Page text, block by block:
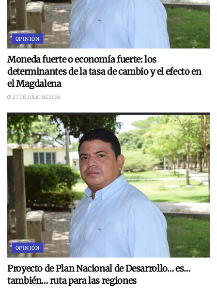
OPINIÓN
Moneda fuerte o economía fuerte: los
determinantes de la tasa de cambio y el efecto en
el Magdalena
27 DE JULIO DE 2026
OPINIÓN
Proyecto de Plan Nacional de Desarrollo… es…
también… ruta para las regiones